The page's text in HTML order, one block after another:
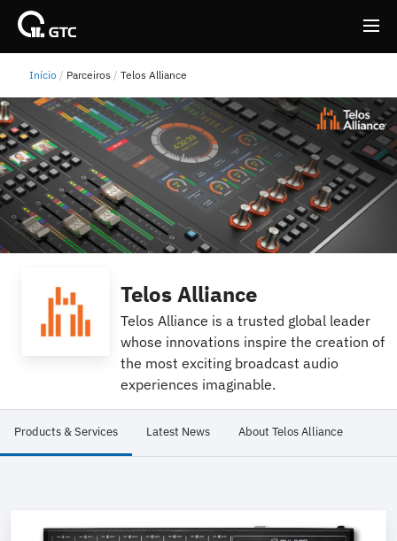
Início Parceiros Telos Alliance
Telos Alliance
Telos Alliance is a trusted global leader
whose innovations inspire the creation of
the most exciting broadcast audio
experiences imaginable.
Products & Services Latest News About Telos Alliance